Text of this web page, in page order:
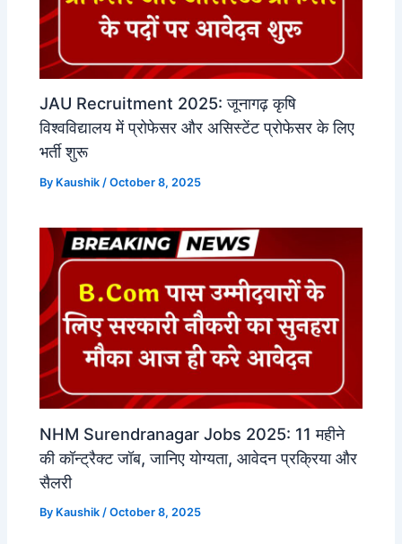
JAU Recruitment 2025: जूनागढ़ कृषि
विश्वविद्यालय में प्रोफेसर और असिस्टेंट प्रोफेसर के लिए
भर्ती शुरू
By Kaushik/October 8, 2025
NHM Surendranagar Jobs 2025: 11 महीने
की कॉन्ट्रैक्ट जॉब, जानिए योग्यता, आवेदन प्रक्रिया और
सैलरी
By Kaushik/October 8, 2025